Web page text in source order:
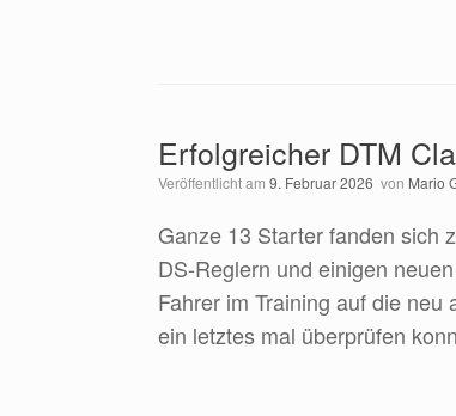
Erfolgreicher DTM
Veröffentlicht am 9. Februar 2026 von Mario
Ganze 13 Starter fanden sich
DS-Reglern und einigen
Fahrer im Training auf die
ein letztes mal überprüfen